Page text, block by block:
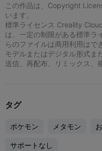
この作品は、Copyright
います。
標準ライセンス Creality
は、一定の制限がある標準ラ
らのファイルは商用利用はで
モデルまたはデジタル形式ま
送信、再配布、リミックス、
タグ
ポケモン メタモン
サポートなし